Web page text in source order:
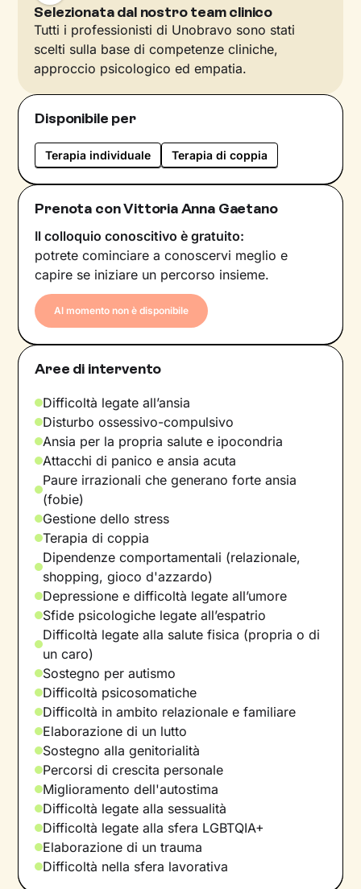
Selezionata dal nostro team clinico
Tutti i professionisti di Unobravo sono stati
scelti sulla base di competenze cliniche,
approccio psicologico ed empatia.
Disponibile per
Terapia individuale Terapia di coppia
Prenota con Vittoria Anna Gaetano
Il colloquio conoscitivo è gratuito:
potrete cominciare a conoscervi meglio e
capire se iniziare un percorso insieme.
Al momento non è disponibile
Aree di intervento
Difficoltà legate all’ansia
Disturbo ossessivo-compulsivo
Ansia per la propria salute e ipocondria
Attacchi di panico e ansia acuta
Paure irrazionali che generano forte ansia
(fobie)
Gestione dello stress
Terapia di coppia
Dipendenze comportamentali (relazionale,
shopping, gioco d'azzardo)
Depressione e difficoltà legate all’umore
Sfide psicologiche legate all’espatrio
Difficoltà legate alla salute fisica (propria o di
un caro)
Sostegno per autismo
Difficoltà psicosomatiche
Difficoltà in ambito relazionale e familiare
Elaborazione di un lutto
Sostegno alla genitorialità
Percorsi di crescita personale
Miglioramento dell'autostima
Difficoltà legate alla sessualità
Difficoltà legate alla sfera LGBTQIA+
Elaborazione di un trauma
Difficoltà nella sfera lavorativa